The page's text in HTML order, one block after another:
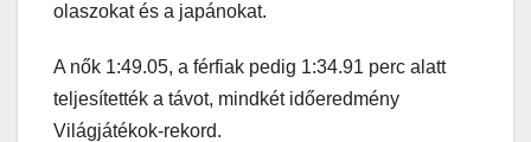
olaszokat és a japánokat.
A nők 1:49.05, a férfiak pedig 1:34.91 perc alatt
teljesítették a távot, mindkét időeredmény
Világjátékok-rekord.